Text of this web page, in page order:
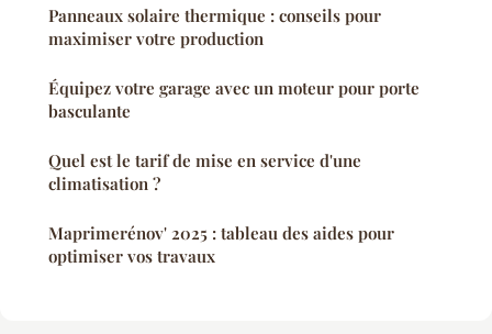
Panneaux solaire thermique : conseils pour
maximiser votre production
Équipez votre garage avec un moteur pour porte
basculante
Quel est le tarif de mise en service d'une
climatisation ?
Maprimerénov' 2025 : tableau des aides pour
optimiser vos travaux